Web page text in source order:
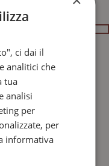
ci dai il
analitici che
tua
analisi
per
per
informativa